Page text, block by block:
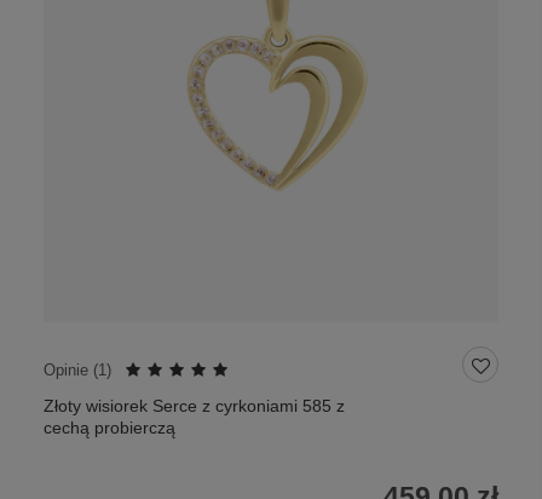
Opinie (1)
Złoty wisiorek Serce z cyrkoniami 585 z
cechą probierczą